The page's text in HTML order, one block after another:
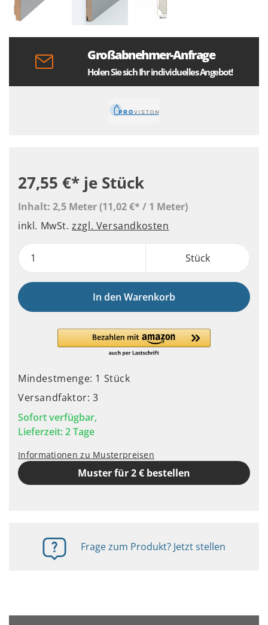
Großabnehmer-Anfrage
Holen Sie sich Ihr individuelles Angebot!
27,55 €* je Stück
Inhalt: 2,5 Meter(11,02 €* / 1 Meter)
inkl. MwSt.zzgl. Versandkosten
Stück
In den Warenkorb
Mindestmenge: 1 Stück
Versandfaktor: 3
Sofort verfügbar,
Lieferzeit: 2 Tage
Informationen zu Musterpreisen
Muster für 2 € bestellen
Frage zum Produkt? Jetzt stellen